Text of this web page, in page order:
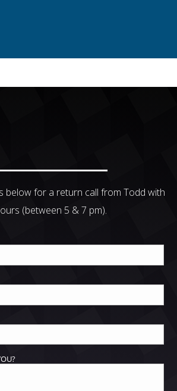
below for a return call from Todd with
(between 5 & 7 pm).